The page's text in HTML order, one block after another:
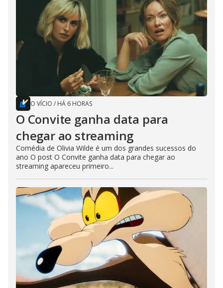
O VÍCIO / HÁ 6 HORAS
O Convite ganha data para
chegar ao streaming
Comédia de Olivia Wilde é um dos grandes sucessos do
ano O post O Convite ganha data para chegar ao
streaming apareceu primeiro...